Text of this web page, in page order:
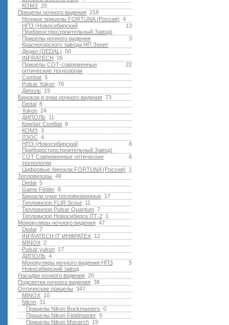
20
КОМЗ
218
Прицелы ночного видения
4
Ночные прицелы FORTUNA (Россия)
13
НПЗ (Новосибирский
Приборостростроительный Завод)
3
Прицелы ночного видения
Красногорского завода НП Зенит
50
Дедал (DEDAL)
26
INFRATECH
22
Прицелы СОТ-современные
оптические технологии
5
Combat
76
Pulsar Yukon
19
Диполь
73
Бинокли и очки ночного видения
8
Dedal
24
Yukon
11
ДИПОЛЬ
8
Комбат Combat
3
КОМЗ
4
ЛЗОС
8
НПЗ (Новосибирский
Приборостростроительный Завод)
6
СОТ Современные оптические
технологии
1
Цифровые бинокли FORTUNA (Россия)
49
Тепловизоры
5
Dedal
8
Game Finder
17
Бинокли очки тепловизионные
11
Тепловизор FLIR Scout
7
Тепловизор Pulsar Quantum
1
Тепловизор Новосибирск ПТ-2
47
Монокуляры ночного видения
7
Dedal
12
INFRATECH IT ИНФРАТЕХ
2
MINOX
17
Pulsar yukon
4
ДИПОЛЬ
5
Монокуляры ночного видения НПЗ
Новосибирский завод
20
Насадки ночного видения
38
Подсветки ночного видения
347
Оптические прицелы
10
MINOX
31
Nikon
0
Прицелы Nikon Buckmasters
5
Прицелы Nikon Fieldmaster
19
Прицелы Nikon Monarch